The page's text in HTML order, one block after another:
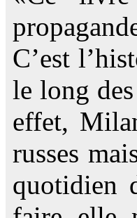
C’est
le long
effet,
russes
quotidien